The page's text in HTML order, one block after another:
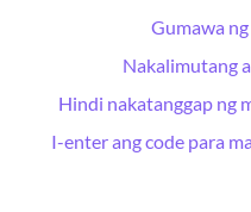
Gumawa
Nakalimutang
Hindi nakatanggap ng
I-enter ang code para